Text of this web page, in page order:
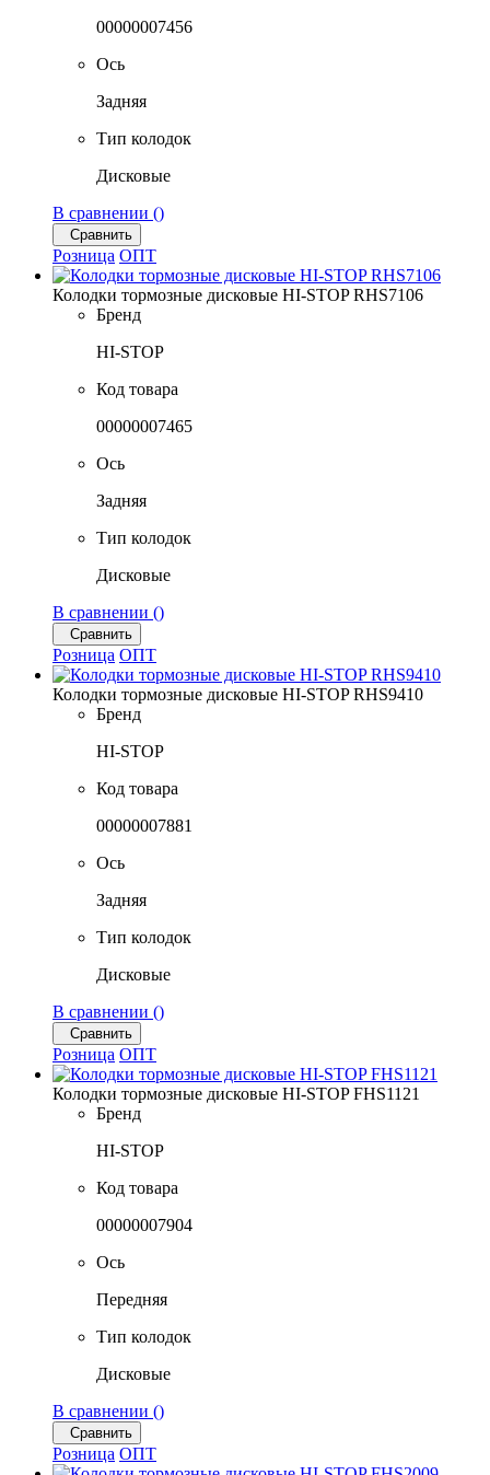
00000007456
Ось
Задняя
Тип колодок
Дисковые
В сравнении ()
Сравнить
Розница ОПТ
Колодки тормозные дисковые HI-STOP RHS7106
Бренд
HI-STOP
Код товара
00000007465
Ось
Задняя
Тип колодок
Дисковые
В сравнении ()
Сравнить
Розница ОПТ
Колодки тормозные дисковые HI-STOP RHS9410
Бренд
HI-STOP
Код товара
00000007881
Ось
Задняя
Тип колодок
Дисковые
В сравнении ()
Сравнить
Розница ОПТ
Колодки тормозные дисковые HI-STOP FHS1121
Бренд
HI-STOP
Код товара
00000007904
Ось
Передняя
Тип колодок
Дисковые
В сравнении ()
Сравнить
Розница ОПТ